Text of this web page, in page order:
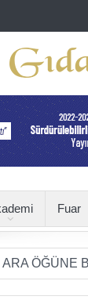
Fuar
BALIN